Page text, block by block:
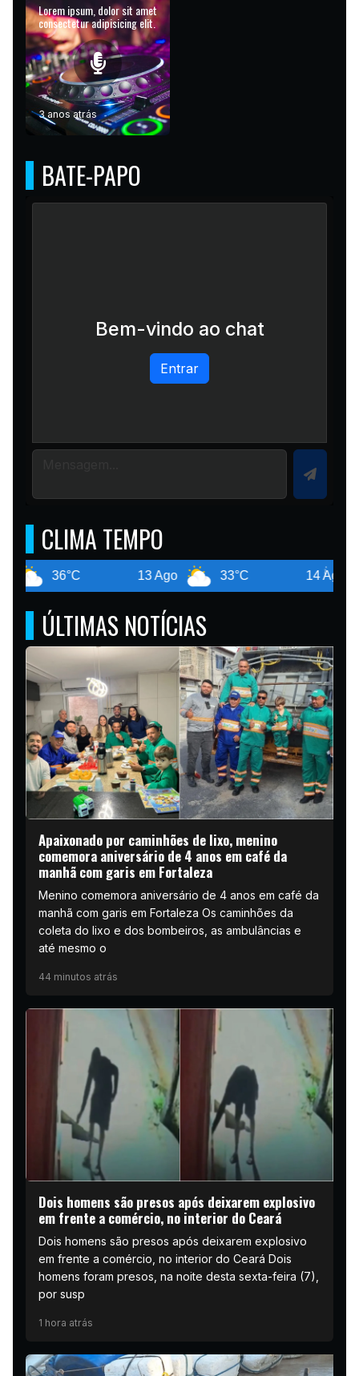
Lorem ipsum, dolor sit amet
consectetur adipisicing elit.
3 anos atrás
BATE-PAPO
Bem-vindo ao chat
Entrar
CLIMA TEMPO
13 Ago 33°C 14 Ago 36°C
ÚLTIMAS NOTÍCIAS
Apaixonado por caminhões de lixo, menino
comemora aniversário de 4 anos em café da
manhã com garis em Fortaleza
Menino comemora aniversário de 4 anos em café da
manhã com garis em Fortaleza Os caminhões da
coleta do lixo e dos bombeiros, as ambulâncias e
até mesmo o
44 minutos atrás
Dois homens são presos após deixarem explosivo
em frente a comércio, no interior do Ceará
Dois homens são presos após deixarem explosivo
em frente a comércio, no interior do Ceará Dois
homens foram presos, na noite desta sexta-feira (7),
por susp
1 hora atrás